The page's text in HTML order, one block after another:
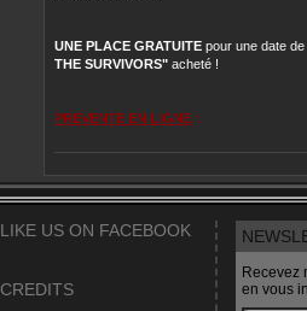
UNE PLACE GRATUITE pour une date
THE SURVIVORS" acheté !
PREVENTE EN LIGNE :
LIKE US ON FACEBOOK
CREDITS
Recevez
en vous